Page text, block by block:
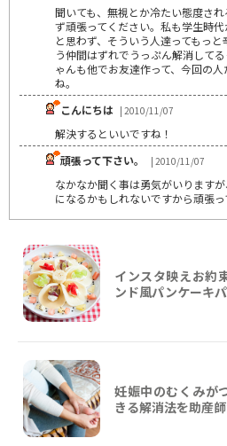
聞いても、無視とか冷たい態度さ
ず頑張ってください。私も学生時
と思わず、そういう人達ってもっ
う仲間はずれでうっぷん解消して
ゃんも他でお友達作って、今回の
ね。
こんにちは | 2010/11/07
解決するといいですね！
頑張って下さい。
| 2010/11/07
なかなか聞く事は勇気がいります
になるかもしれないですから頑張っ
インスタ映えお約
ンド風パンケーキ
妊娠中のむくみが
きる解消法を助産